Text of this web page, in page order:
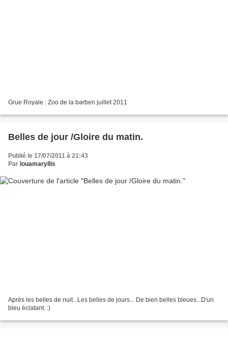
Grue Royale : Zoo de la barben juillet 2011
Belles de jour /Gloire du matin.
Publié le 17/07/2011 à 21:43
Par louamaryllis
Après les belles de nuit...Les belles de jours... De bien belles bleues...D'un
bleu éclatant. :)